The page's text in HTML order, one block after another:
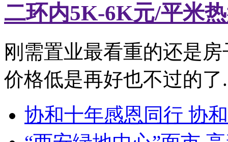
二环内5K-6K元/平米
刚需置业最看重的还是
价格低是再好也不过的了
协和十年感恩同行 协